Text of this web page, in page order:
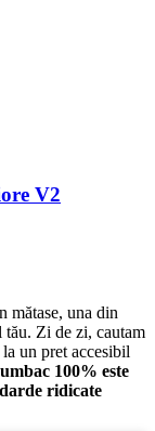
V2
mătase, una din
tău. Zi de zi, cautam
un pret accesibil
100% este
ridicate